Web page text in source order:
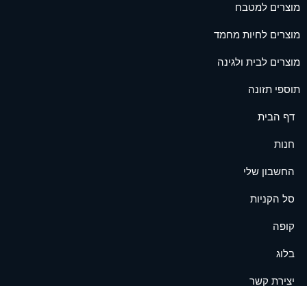
מוצרים למטבח
מוצרים לחיות מחמד
מוצרים לבית ולגינה
תוספי תזונה
דף הבית
חנות
החשבון שלי
סל הקניות
קופה
בלוג
יצירת קשר